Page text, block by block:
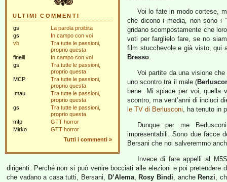
ULTIMI COMMENTI
gs
La parola proibita
gs
In campo con voi
vb
Tra tutte le passioni,
proprio questa
finelli
In campo con voi
gs
Tra tutte le passioni,
proprio questa
MCP
Tra tutte le passioni,
proprio questa
.mau.
Tra tutte le passioni,
proprio questa
gs
Tra tutte le passioni,
proprio questa
mfp
GTT horror
Mirko
GTT horror
Tutti i commenti »
Voi lo fate in modo cortese,
che dicono i media, non sono i
gridano scompostamente che
voti per farglielo fare, se no
film stucchevole e già visto, qui
Bresso.
Voi partite da una visione
uno scontro tra il male (
bene. Mi spiace per voi, quella
scontro, ma vent’anni di inciuci
le TV di Berlusconi, ha tenuto in
Dunque per me
impresentabili. Sono due facce
Bersani che noi salveremmo
Invece di fare appelli al
dirigenti. Perché non si può venire bocciati alle elezioni e poi pretendere
che vadano a casa tutti, Bersani, D’Alema, Rosy Bindi, anche Renzi,